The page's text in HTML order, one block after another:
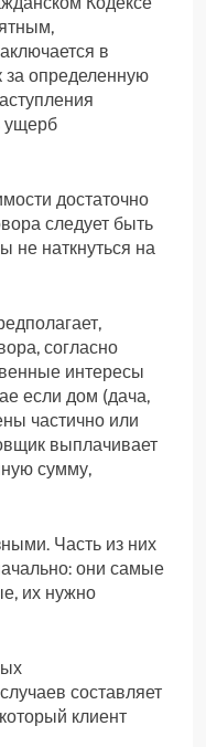
в
за определенную
ущерб
достаточно
следует быть
не наткнуться на
согласно
интересы
если дом (дача,
частично или
выплачивает
сумму,
Часть из них
они самые
их нужно
составляет
клиент